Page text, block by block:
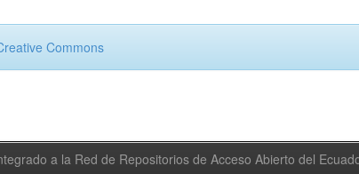
Commons
a la Red de Repositorios de Acceso Abierto del